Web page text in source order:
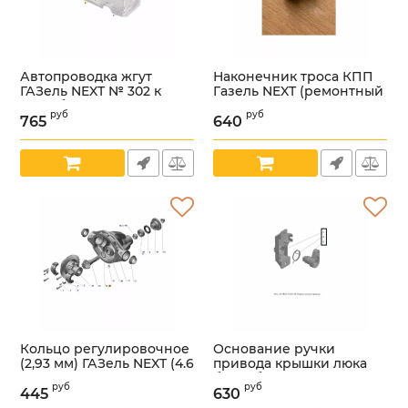
Автопроводка жгут
ГАЗель NEXT № 302 к
топл. баку (ООО
"Арзамасское ПО
Оригинал) /
А31R22.3724302/
765 руб
Наконечник троса КПП
Газель NEXT (ремонтный
комплект ) () /
А31R32.1703016-РКметалл/
Артикул: УТ000005993
640 руб
Кольцо регулировочное
(2,93 мм) ГАЗель NEXT (4.6
т.) (ПАО "ГАЗ" Оригинал)
/С41R92-2402101/
445 руб
Основание ручки
привода крышки люка
бензобака ГАЗель NEXT
ЦМФ (ООО
630 руб